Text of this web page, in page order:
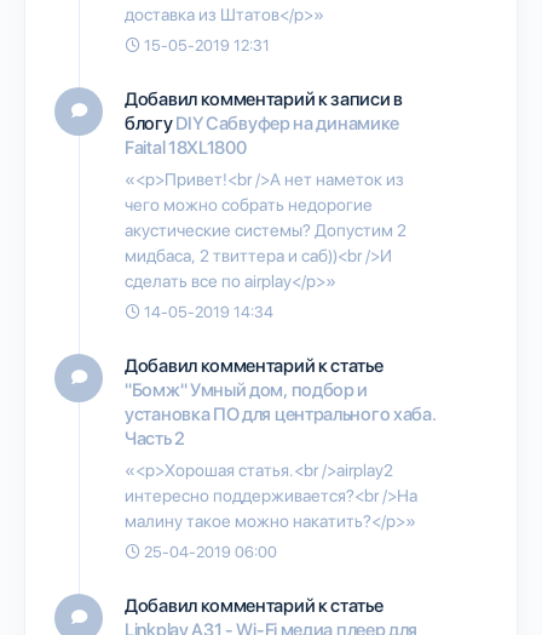
доставка из Штатов</p>»
15-05-2019 12:31
Добавил комментарий к записи в
блогуDIY Сабвуфер на динамике
Faital 18XL1800
«<p>Привет!<br />А нет наметок из
чего можно собрать недорогие
акустические системы? Допустим 2
мидбаса, 2 твиттера и саб))<br />И
сделать все по airplay</p>»
14-05-2019 14:34
Добавил комментарий к статье
"Бомж" Умный дом, подбор и
установка ПО для центрального хаба.
Часть 2
«<p>Хорошая статья.<br />airplay2
интересно поддерживается?<br />На
малину такое можно накатить?</p>»
25-04-2019 06:00
Добавил комментарий к статье
Linkplay A31 - Wi-Fi медиа плеер для